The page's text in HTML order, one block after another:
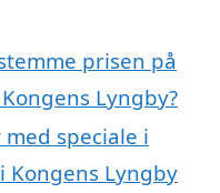
prisen på
Lyngby?
speciale i
Lyngby